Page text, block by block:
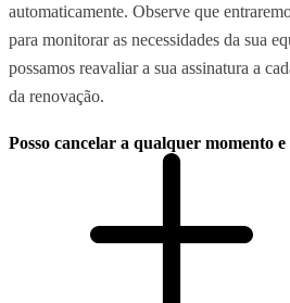
automaticamente. Observe que
para monitorar as necessidades da sua
possamos reavaliar a sua assinatura a
da renovação.
Posso cancelar a qualquer momento